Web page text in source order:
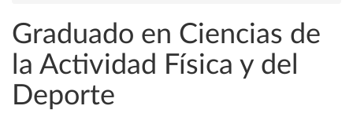
Graduado en Ciencias de
la Actividad Física y del
Deporte